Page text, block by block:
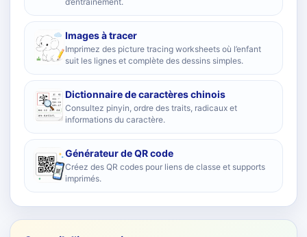
Images à tracer
Imprimez des picture tracing worksheets où l’enfant
suit les lignes et complète des dessins simples.
Dictionnaire de caractères chinois
Consultez pinyin, ordre des traits, radicaux et
informations du caractère.
Générateur de QR code
Créez des QR codes pour liens de classe et supports
imprimés.